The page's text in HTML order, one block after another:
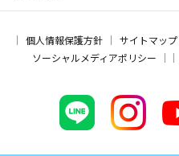
個人情報保護方針 サイトマップ
ソーシャルメディアポリシー